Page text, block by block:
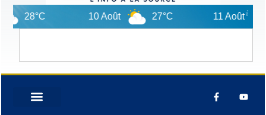
28°C 10 Août 27°C 11 Août